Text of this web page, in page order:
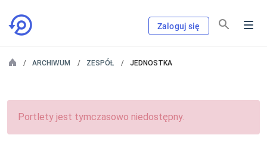
Zaloguj się
ARCHIWUM ZESPÓŁ JEDNOSTKA
Portlety jest tymczasowo niedostępny.